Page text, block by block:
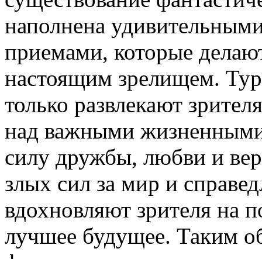
наполнена
приемами, которые
настоящим зрелищем.
только развлекают
над важными
силу дружбы, любви и
злых сил за мир и
вдохновляют зрителя на
лучшее будущее. Таким